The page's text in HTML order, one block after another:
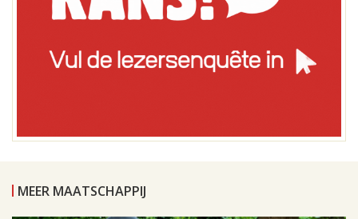
MEER MAATSCHAPPIJ